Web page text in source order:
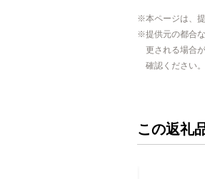
本ページは、
提供元の都合
更される場合
確認ください。
この返礼